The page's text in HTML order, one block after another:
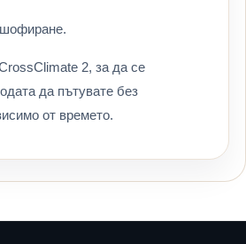
2, за да се
да пътувате без
от времето.